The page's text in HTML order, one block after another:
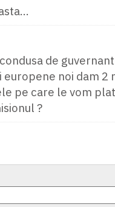
de
noi dam 2
pe care le vom
?